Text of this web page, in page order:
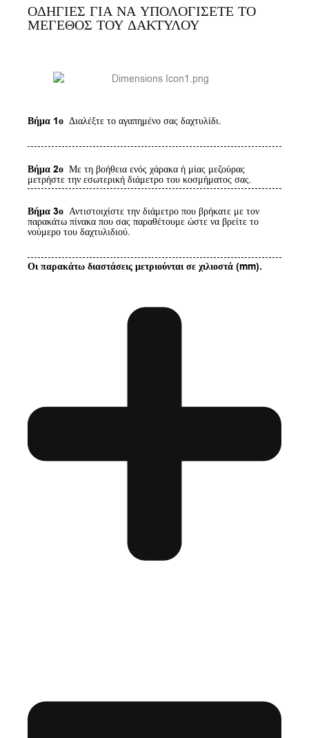
ΟΔΗΓΙΕΣ ΓΙΑ ΝΑ ΥΠΟΛΟΓΙΣΕΤΕ ΤΟ
ΜΕΓΕΘΟΣ ΤΟΥ ΔΑΚΤΥΛΟΥ
Βήμα 1ο Διαλέξτε το αγαπημένο σας δαχτυλίδι.
Βήμα 2ο Με τη βοήθεια ενός χάρακα ή μίας μεζούρας
μετρήστε την εσωτερική διάμετρο του κοσμήματος σας.
Βήμα 3ο Αντιστοιχίστε την διάμετρο που βρήκατε με τον
παρακάτω πίνακα που σας παραθέτουμε ώστε να βρείτε το
νούμερο του δαχτυλιδιού.
Οι παρακάτω διαστάσεις μετριούνται σε χιλιοστά (mm).